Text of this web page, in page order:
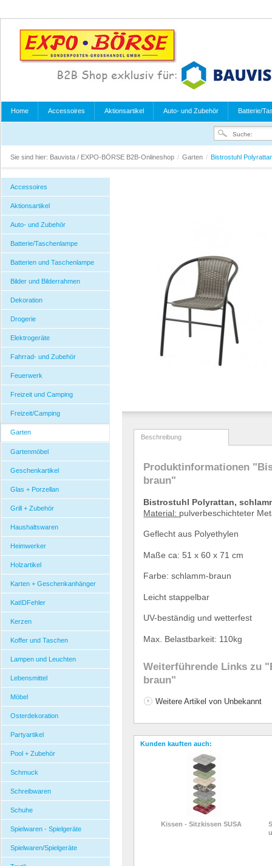
Home Accessoires Aktionsartikel Auto- und Zubehör Batterie/
Sie sind hier: Bauvista / EXPO-BÖRSE B2B-Onlineshop / Garten / Bistrostuhl
Accessoires
Aktionsartikel
Auto- und Zubehör
Batterie/Taschenlampe
Batterien und Taschenlampe
Bilder und Bilderrahmen
Dekoration
Drogerie
Elektrogeräte
Fahrrad- und Zubehör
Feuerwerk
Freizeit und Camping
Freizeit/Camping
Garten
Gartenmöbel
Geschenkartikel
Glas + Porzellan
Grill + Zubehör
Haushaltswaren
Heimwerker
Holzartikel
Karten + Geschenkanhänger
KatIDFehler
Kerzen
Koffer und Taschen
Lampen und Leuchten
Lebensmittel
Möbel
Osterdekoration
Partyartikel
Pool + Zubehör
Schmuck
Schreibwaren
Schuhe
Spielwaren - Spielgeräte
Spielwaren/Spielgeräte
Beschreibung
Produktinformationen
braun"
Bistrostuhl Polyrattan,
Material: pulverbeschichteter
Geflecht aus Polyethylen
Maße ca: 51 x 60 x 71 cm
Farbe: schlamm-braun
Leicht stappelbar
UV-beständig und wetterfest
Max. Belastbarkeit: 110kg
Weiterführende Links zu
braun"
Weitere Artikel von Unbekannt
Kunden kauften auch:
Kissen - Sitzkissen SUSA